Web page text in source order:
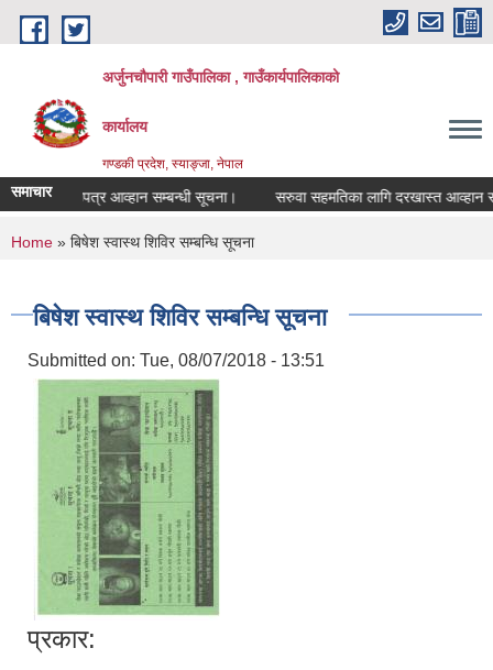
Skip to main content
अर्जुनचौपारी गाउँपालिका , गाउँकार्यपालिकाको
कार्यालय
गण्डकी प्रदेश, स्याङ्जा, नेपाल
समाचार
दरभाउपत्र आव्हान सम्बन्धी सूचना। सरुवा सहमतिका लागि दरखास्त आव्हान
You are here
Home » बिषेश स्वास्थ शिविर सम्बन्धि सूचना
बिषेश स्वास्थ शिविर सम्बन्धि सूचना
Submitted on: Tue, 08/07/2018 - 13:51
प्रकार: